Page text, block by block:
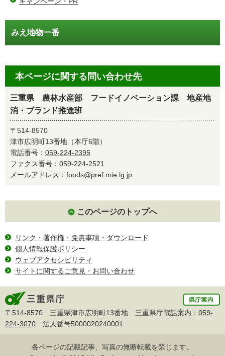
みえ地物一番
本ページに関する問い合わせ先
三重県 農林水産部 フードイノベーション課 地産地
消・ブランド推進班
〒514-8570
津市広明町13番地（本庁6階）
電話番号： 059-224-2395
ファクス番号：059-224-2521
メールアドレス： foods@pref.mie.lg.jp
このページのトップへ
リンク・著作権・免責事項・ダウンロード
個人情報保護ポリシー
ウェブアクセシビリティ
サイトに関するご意見・お問い合わせ
〒514-8570 三重県津市広明町13番地 三重県庁電話案内： 059-
224-3070 法人番号5000020240001
各ページの記載記事、写真の無断転載を禁じます。